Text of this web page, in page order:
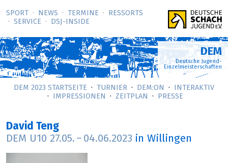
SPORT NEWS TERMINE
RESSORTS
SERVICE
DSJ-­INSIDE
DEM
Deutsche Jugend-
Einzelmeisterschaften
DEM 2023 STARTSEITE TURNIER DEM:ON
INTERAKTIV
IMPRESSIONEN
ZEITPLAN PRESSE
David Teng
DEM U10 27.05. – 04.06.2023 in Willingen